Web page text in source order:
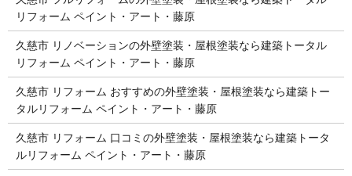
リフォーム ペイント・アート・藤原
久慈市 リノベーションの外壁塗装・屋根塗装なら建築トータル
リフォーム ペイント・アート・藤原
久慈市 リフォーム おすすめの外壁塗装・屋根塗装なら建築トー
タルリフォーム ペイント・アート・藤原
久慈市 リフォーム 口コミの外壁塗装・屋根塗装なら建築トータ
ルリフォーム ペイント・アート・藤原